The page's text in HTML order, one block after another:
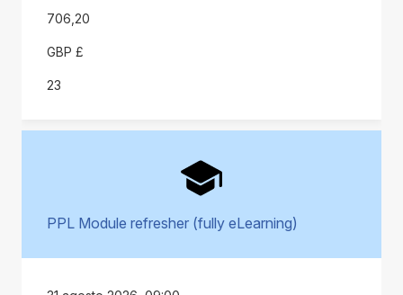
706,20
GBP £
23
PPL Module refresher (fully eLearning)